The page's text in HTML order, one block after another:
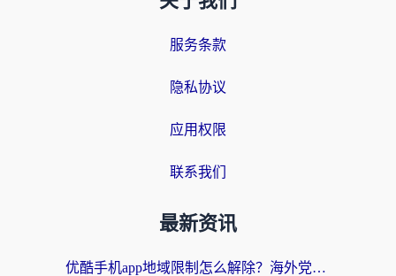
服务条款
隐私协议
应用权限
联系我们
最新资讯
优酷手机app地域限制怎么解除？海外党亲测有效的追剧方案